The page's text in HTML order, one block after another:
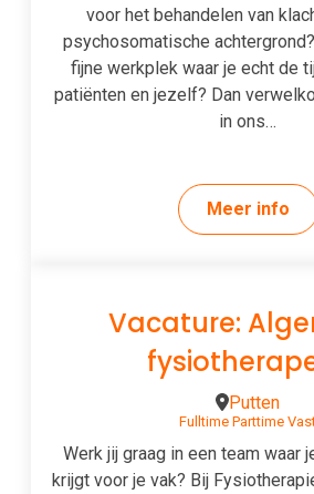
voor het behandelen van
psychosomatische
fijne werkplek waar je echt de
patiënten en jezelf? Dan
in ons…
Meer info
Vacature:
Putten
Fulltime Parttime
Werk jij graag in een team waar
krijgt voor je vak? Bij